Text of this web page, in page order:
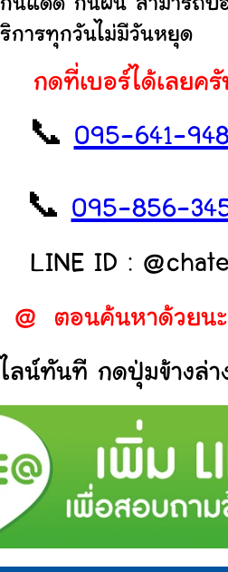
นแดด กันฝน สามารถป้
การทุกวันไม่มีวันหยุด
กดที่เบอร์ได้เลยครั
📞 095-641-
📞 095-856-
LINE ID :
@ ตอนค้นหาด้วยน
ลน์ทันที กดปุ่มข้างล่า